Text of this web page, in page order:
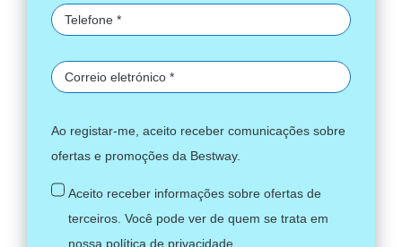
Ao registar-me, aceito receber comunicações sobre
ofertas e promoções da Bestway.
Aceito receber informações sobre ofertas de
terceiros. Você pode ver de quem se trata em
nossa política de privacidade.